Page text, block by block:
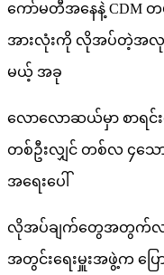
ကော်မတီအနေနဲ့ CDM
အားလုံးကို လိုအပ်တဲ့အလုပ်
မယ့် အခု
လောလောဆယ်မှာ စာရ
တစ်ဦးလျှင် တစ်လ ၄သေ
အရေးပေါ်
လိုအပ်ချက်တွေအတွက်လ
အတွင်းရေးမှူးအဖွဲ့က ပြေ